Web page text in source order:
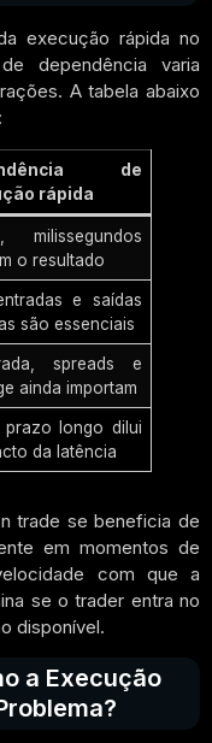
execução rápida no
dependência varia
A tabela abaixo
de
rápida
milissegundos
o resultado
e saídas
são essenciais
spreads e
ainda importam
prazo longo dilui
da latência
trade se beneficia de
em momentos de
com que a
se o trader entra no
disponível.
a Execução